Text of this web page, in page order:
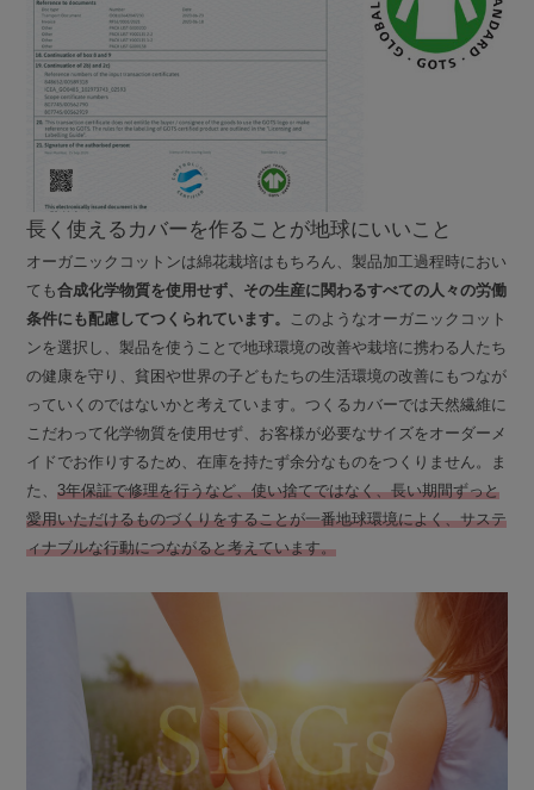
長く使えるカバーを作ることが地球にいいこと
オーガニックコットンは綿花栽培はもちろん、製品加工過程時におい
ても合成化学物質を使用せず、その生産に関わるすべての人々の労働
条件にも配慮してつくられています。
このようなオーガニックコット
ンを選択し、製品を使うことで地球環境の改善や栽培に携わる人たち
の健康を守り、貧困や世界の子どもたちの生活環境の改善にもつなが
っていくのではないかと考えています。つくるカバーでは天然繊維に
こだわって化学物質を使用せず、お客様が必要なサイズをオーダーメ
イドでお作りするため、在庫を持たず余分なものをつくりません。ま
た、3年保証で修理を行うなど、使い捨てではなく、長い期間ずっと
愛用いただけるものづくりをすることが一番地球環境によく、サステ
ィナブルな行動につながると考えています。